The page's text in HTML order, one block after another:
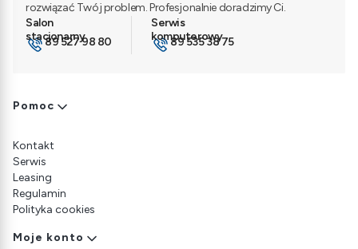
rozwiązać Twój problem. Profesjonalnie doradzimy Ci.
89 527 98 80 89 535 38 75
Linki w stopce
Pomoc
Kontakt
Serwis
Leasing
Regulamin
Polityka cookies
Moje konto